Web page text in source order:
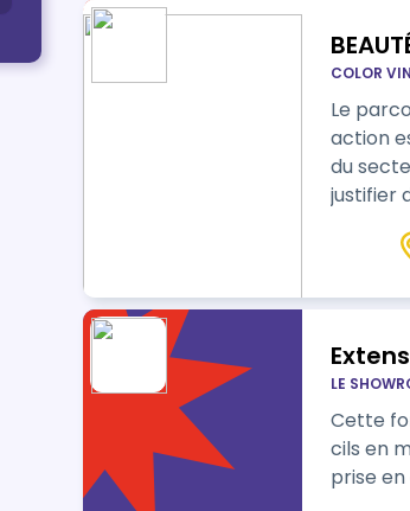
COLOR
Le
action
du
justifier
LE
Cette
cils en
prise